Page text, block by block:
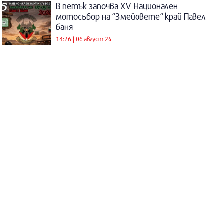
В петък започва XV Национален
мотосъбор на “Змейовете“ край Павел
баня
14:26 | 06 август 26